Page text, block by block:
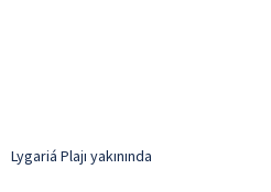
Lygariá Plajı yakınında